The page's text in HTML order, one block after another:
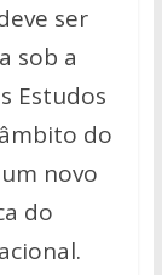
ser
sob a
Estudos
do
novo
do